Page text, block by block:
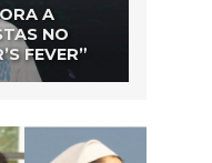
A
NO
FEVER”